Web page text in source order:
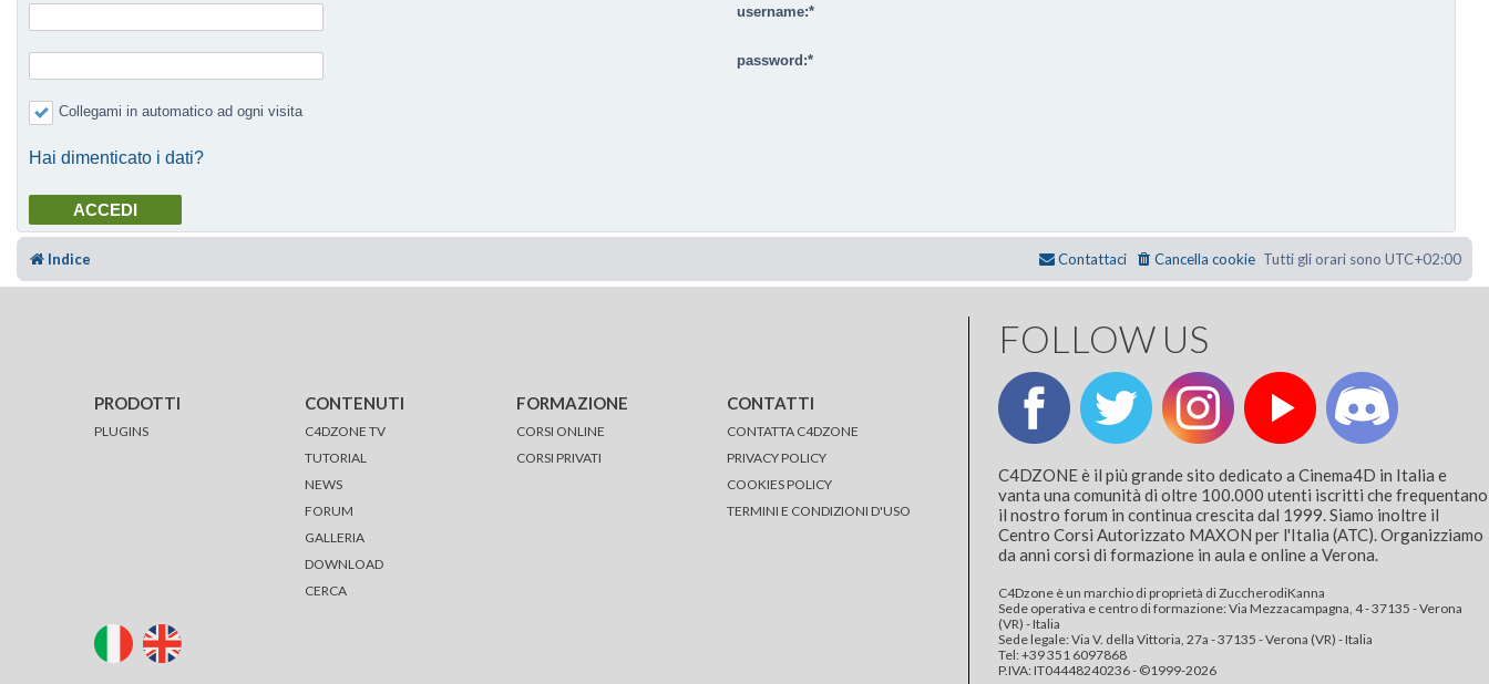
username:
password:
Collegami in automatico ad ogni visita
Hai dimenticato i dati?
Indice Tutti gli orari sono UTC+02:00
Cancella cookie
Contattaci
PRODOTTI
PLUGINS
CONTENUTI
C4DZONE TV
TUTORIAL
NEWS
FORUM
GALLERIA
DOWNLOAD
CERCA
FORMAZIONE
CORSI ONLINE
CORSI PRIVATI
CONTATTI
CONTATTA C4DZONE
PRIVACY POLICY
COOKIES POLICY
TERMINI E CONDIZIONI D'USO
FOLLOW US
C4DZONE è il più grande sito dedicato a Cinema4D in Italia e
vanta una comunità di oltre 100.000 utenti iscritti che frequentano
il nostro forum in continua crescita dal 1999. Siamo inoltre il
Centro Corsi Autorizzato MAXON per l'Italia (ATC). Organizziamo
da anni corsi di formazione in aula e online a Verona.
C4Dzone è un marchio di proprietà di ZuccherodiKanna
Sede operativa e centro di formazione: Via Mezzacampagna, 4 - 37135 - Verona
(VR) - Italia
Sede legale: Via V. della Vittoria, 27a - 37135 - Verona (VR) - Italia
Tel: +39 351 6097868‬
P.IVA: IT04448240236 - ©1999-2026